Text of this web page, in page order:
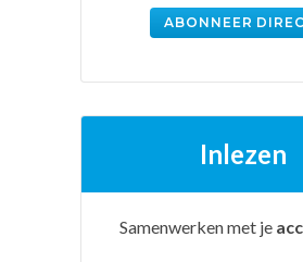
ABONNEER
Inlezen
Samenwerken met je